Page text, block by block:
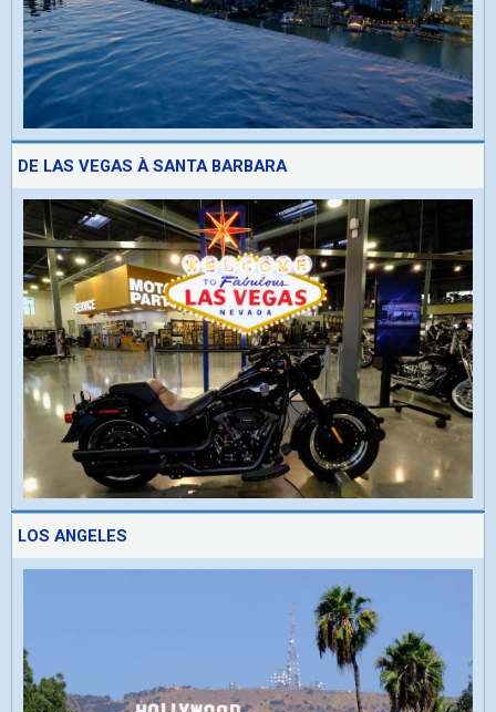
DE LAS VEGAS À SANTA BARBARA
LOS ANGELES